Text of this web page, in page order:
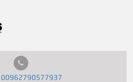
00962790577937